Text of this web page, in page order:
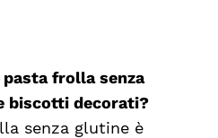
frolla senza
biscotti decorati?
senza glutine è